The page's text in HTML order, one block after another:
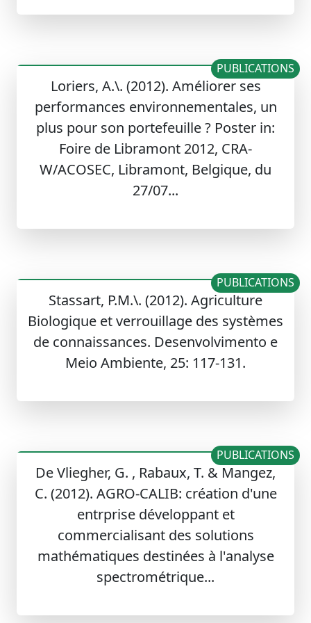
Loriers, A.\. (2012). Améliorer ses
performances environnementales, un
plus pour son portefeuille ? Poster in:
Foire de Libramont 2012, CRA-
W/ACOSEC, Libramont, Belgique, du
27/07...
PUBLICATIONS
Stassart, P.M.\. (2012). Agriculture
Biologique et verrouillage des systèmes
de connaissances. Desenvolvimento e
Meio Ambiente, 25: 117-131.
PUBLICATIONS
De Vliegher, G. , Rabaux, T. & Mangez,
C. (2012). AGRO-CALIB: création d'une
entrprise développant et
commercialisant des solutions
mathématiques destinées à l'analyse
spectrométrique...
PUBLICATIONS